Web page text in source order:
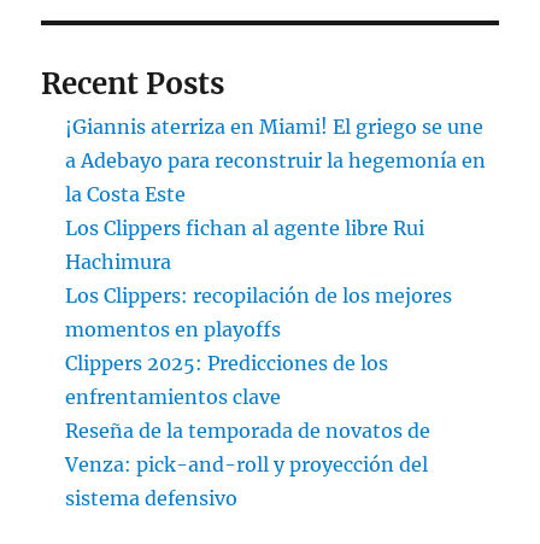
Recent Posts
¡Giannis aterriza en Miami! El griego se une
a Adebayo para reconstruir la hegemonía en
la Costa Este
Los Clippers fichan al agente libre Rui
Hachimura
Los Clippers: recopilación de los mejores
momentos en playoffs
Clippers 2025: Predicciones de los
enfrentamientos clave
Reseña de la temporada de novatos de
Venza: pick-and-roll y proyección del
sistema defensivo